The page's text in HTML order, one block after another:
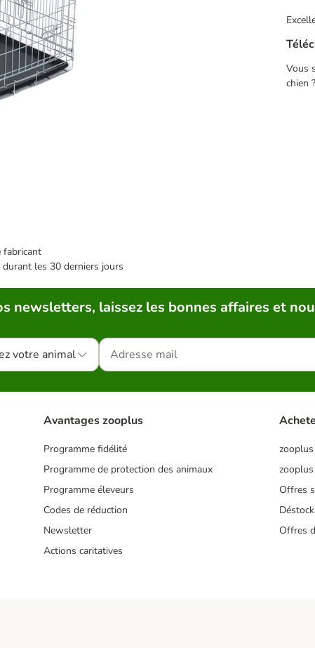
Vous
chien ?
fabricant
les 30 derniers jours
newsletters, laissez les bonnes affaires et
votre animal
Avantages zooplus
Programme fidélité
Programme de protection des animaux
Programme éleveurs
Codes de réduction
Newsletter
Actions caritatives
zooplus
Offres
Offres